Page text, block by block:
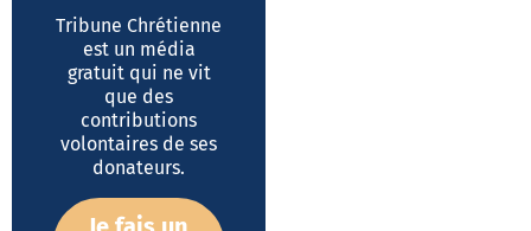
Tribune Chrétienne
est un média
gratuit qui ne vit
que des
contributions
volontaires de ses
donateurs.